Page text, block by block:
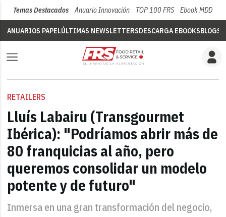
Temas Destacados Anuario Innovación TOP 100 FRS Ebook MDD
ANUARIOS PAPELÚLTIMAS NEWSLETTERSDESCARGA EBOOKSBLOGS
RETAILERS
Lluís Labairu (Transgourmet
Ibérica): "Podríamos abrir más de
80 franquicias al año, pero
queremos consolidar un modelo
potente y de futuro"
Inmersa en una gran transformación del negocio,